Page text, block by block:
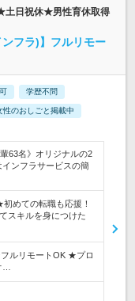
日祝休★男性育休取得
フラ)】フルリモー
学歴不問
性のおしごと掲載中
63名》オリジナルの2
ンフラサービスの簡
めての転職も応援！
スキルを身につけた
ルリモートOK ★プロ
…